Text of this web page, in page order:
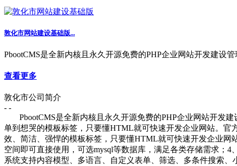
敦化市网站建设基础版...
PbootCMS是全新内核且永久开源免费的PHP企业网站开发建设
查看更多
敦化市公司简介
- -
PbootCMS是全新内核且永久开源免费的PHP企业网站开发
单到想哭的模板标签，只要懂HTML就可快速开发企业网站。
效、简洁、强悍的模板标签，只要懂HTML就可快速开发企业网
空间即可直接使用，可选mysql等数据库，满足各类存储需求；
系统支持内容模型、多语言、自定义表单、筛选、多条件搜索